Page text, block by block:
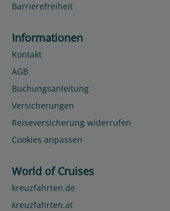
Barrierefreiheit
Informationen
Kontakt
AGB
Buchungsanleitung
Versicherungen
Reiseversicherung widerrufen
Cookies anpassen
World of Cruises
kreuzfahrten.de
kreuzfahrten.at